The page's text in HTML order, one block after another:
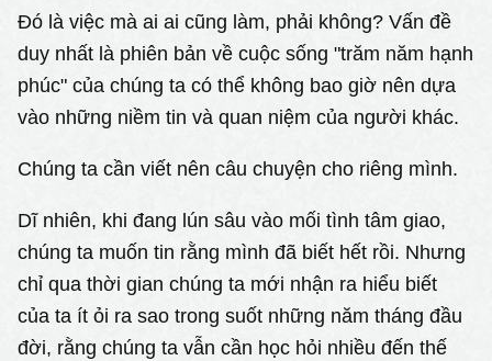
Đó là việc mà ai ai cũng làm, phải không? Vấn đề
duy nhất là phiên bản về cuộc sống "trăm năm hạnh
phúc" của chúng ta có thể không bao giờ nên dựa
vào những niềm tin và quan niệm của người khác.
Chúng ta cần viết nên câu chuyện cho riêng mình.
Dĩ nhiên, khi đang lún sâu vào mối tình tâm giao,
chúng ta muốn tin rằng mình đã biết hết rồi. Nhưng
chỉ qua thời gian chúng ta mới nhận ra hiểu biết
của ta ít ỏi ra sao trong suốt những năm tháng đầu
đời, rằng chúng ta vẫn cần học hỏi nhiều đến thế